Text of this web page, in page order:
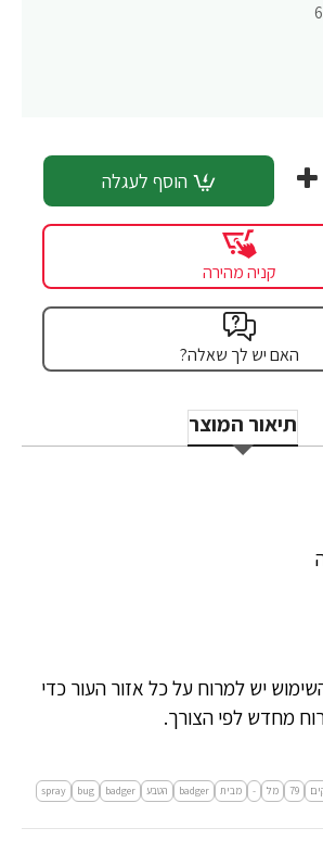
הוסף לעגלה
קניה מהירה
האם יש לך שאלה?
תיאור המוצר
יש למרוח על כל אזור העור כדי
מחדש לפי הצורך.
79 מל - מבית badger הטבע badger
bug
spray